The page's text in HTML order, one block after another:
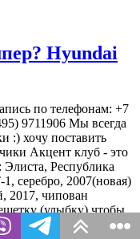
Hyundai
по телефонам: +7
9711906 Мы всегда
:) хочу поставить
Акцент клуб - это
Республика
серебро, 2007(новая)
2017, чипован
(улыбку) чтобы